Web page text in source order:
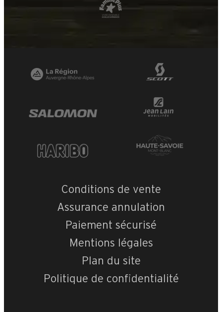
Conditions de vente
Assurance annulation
Paiement sécurisé
Mentions légales
Plan du site
Politique de confidentialité